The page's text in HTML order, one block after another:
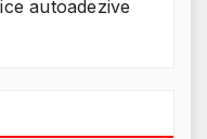
autoadezive